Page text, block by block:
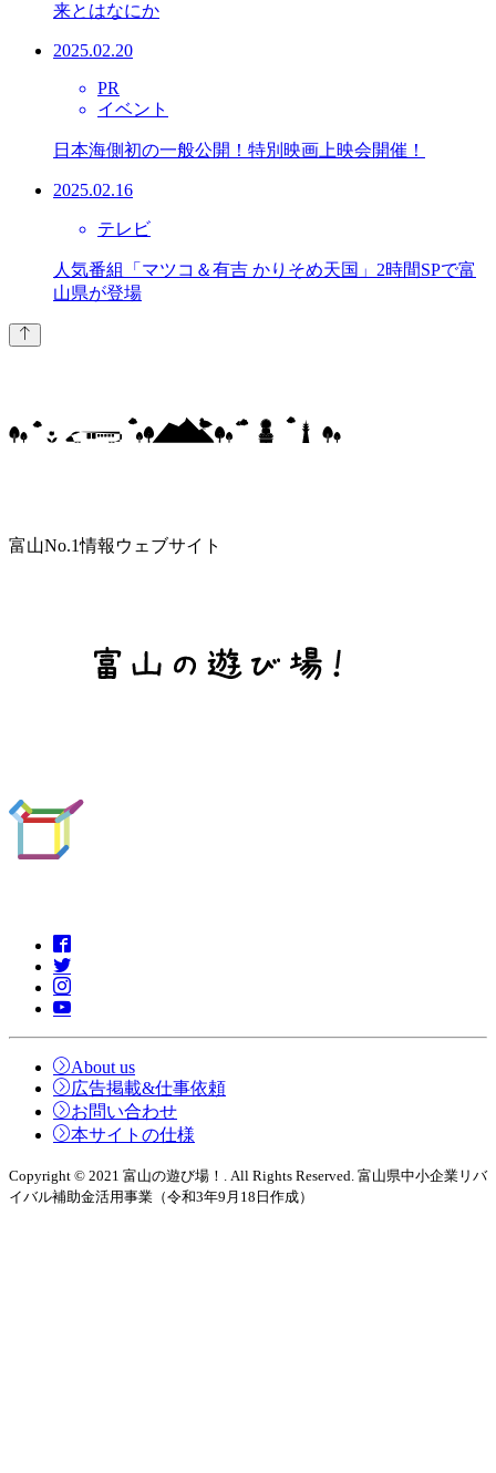
来とはなにか
2025.02.20
PR
イベント
日本海側初の一般公開！特別映画上映会開催！
2025.02.16
テレビ
人気番組「マツコ＆有吉 かりそめ天国」2時間SPで富
山県が登場
富山No.1情報ウェブサイト
About us
広告掲載&仕事依頼
お問い合わせ
本サイトの仕様
Copyright © 2021 富山の遊び場！. All Rights Reserved. 富山県中小企業リバ
イバル補助金活用事業（令和3年9月18日作成）